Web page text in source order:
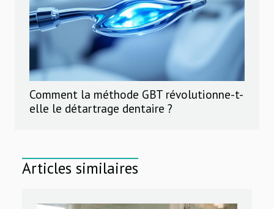
Comment la méthode GBT révolutionne-t-
elle le détartrage dentaire ?
Articles similaires